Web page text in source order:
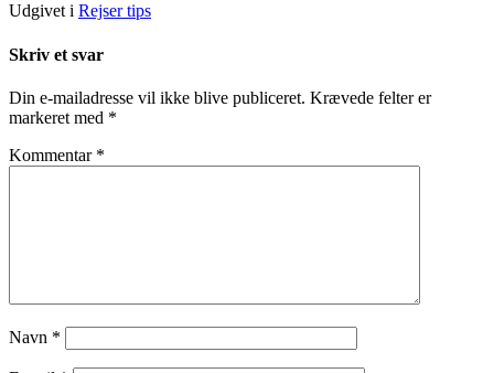
Udgivet i Rejser tips
Skriv et svar
Din e-mailadresse vil ikke blive publiceret. Krævede felter er
markeret med *
Kommentar *
Navn *